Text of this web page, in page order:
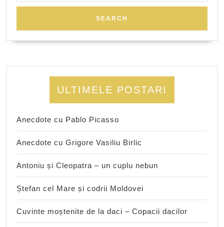
ULTIMELE POSTARI
Anecdote cu Pablo Picasso
Anecdote cu Grigore Vasiliu Birlic
Antoniu și Cleopatra – un cuplu nebun
Ștefan cel Mare și codrii Moldovei
Cuvinte moștenite de la daci – Copacii dacilor